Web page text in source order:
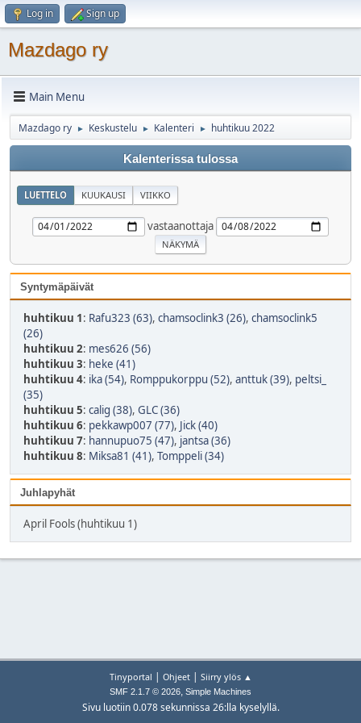
Log in Sign up
Mazdago ry
Main Menu
Mazdago ry ► Keskustelu ► Kalenteri ► huhtikuu 2022
Kalenterissa tulossa
LUETTELO KUUKAUSI VIIKKO
vastaanottaja
Syntymäpäivät
huhtikuu 1: Rafu323 (63), chamsoclink3 (26), chamsoclink5
(26)
huhtikuu 2: mes626 (56)
huhtikuu 3: heke (41)
huhtikuu 4: ika (54), Romppukorppu (52), anttuk (39), peltsi_
(35)
huhtikuu 5: calig (38), GLC (36)
huhtikuu 6: pekkawp007 (77), Jick (40)
huhtikuu 7: hannupuo75 (47), jantsa (36)
huhtikuu 8: Miksa81 (41), Tomppeli (34)
Juhlapyhät
April Fools (huhtikuu 1)
Tinyportal | Ohjeet| Siirry ylös ▲
SMF 2.1.7 © 2026, Simple Machines
Sivu luotiin 0.078 sekunnissa 26:lla kyselyllä.